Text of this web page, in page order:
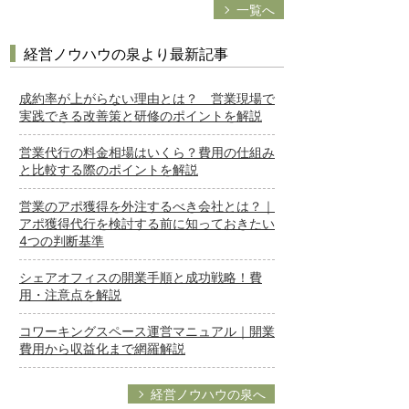
一覧へ
経営ノウハウの泉より最新記事
成約率が上がらない理由とは？ 営業現場で
実践できる改善策と研修のポイントを解説
営業代行の料金相場はいくら？費用の仕組み
と比較する際のポイントを解説
営業のアポ獲得を外注するべき会社とは？｜
アポ獲得代行を検討する前に知っておきたい
4つの判断基準
シェアオフィスの開業手順と成功戦略！費
用・注意点を解説
コワーキングスペース運営マニュアル｜開業
費用から収益化まで網羅解説
経営ノウハウの泉へ